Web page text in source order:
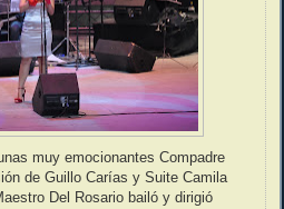
muy emocionantes Compadre
de Guillo Carías y Suite Camila
Del Rosario bailó y dirigió